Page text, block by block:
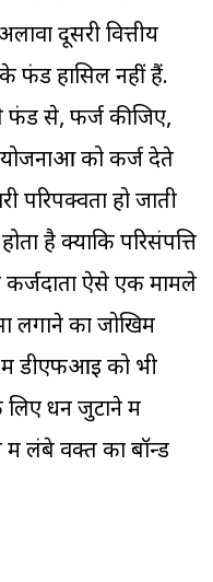
दूसरी वित्तीय
फंड हासिल नहीं हैं.
फंड से, फर्ज कीजिए,
को कर्ज देते
परिपक्वता हो जाती
है क्योंकि परिसंपत्ति
कर्जदाता ऐसे एक मामले
लगाने का जोखिम
में डीएफआइ को भी
लिए धन जुटाने में
लंबे वक्त का बॉन्ड